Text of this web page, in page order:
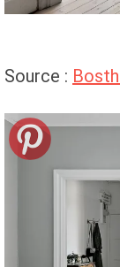
Source :